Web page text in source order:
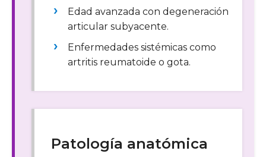
Edad avanzada con degeneración
articular subyacente.
Enfermedades sistémicas como
artritis reumatoide o gota.
Patología anatómica